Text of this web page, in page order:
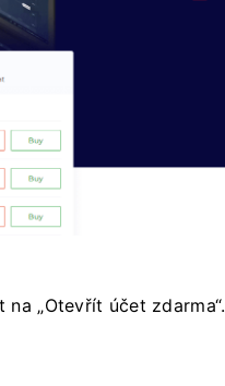
„Otevřít účet zdarma“.